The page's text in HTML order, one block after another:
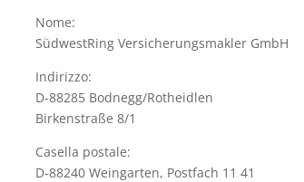
Nome:
SüdwestRing Versicherungsmakler GmbH
Indirizzo:
D-88285 Bodnegg/Rotheidlen
Birkenstraße 8/1
Casella postale:
D-88240 Weingarten, Postfach 11 41